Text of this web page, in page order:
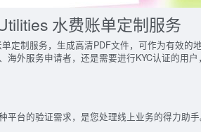
水费账单定制服务
定制服务，生成高清PDF文件，可作为有效的
海外服务申请者，还是需要进行KYC认证的用
台的验证需求，是您处理线上业务的得力助手